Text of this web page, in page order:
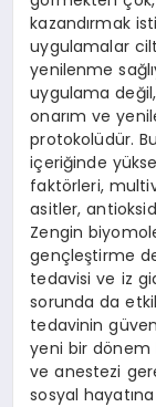
kazandırmak
uygulamalar
yenilenme
uygulama
onarım ve
protokolüdür.
içeriğinde
faktörleri,
asitler,
Zengin
gençleştirme
tedavisi ve iz
sorunda da
tedavinin
yeni bir dönem
ve anestezi
sosyal